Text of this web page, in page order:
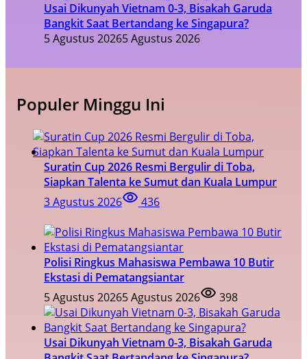
Usai Dikunyah Vietnam 0-3, Bisakah Garuda
Bangkit Saat Bertandang ke Singapura?
5 Agustus 20265 Agustus 2026
Populer Minggu Ini
Suratin Cup 2026 Resmi Bergulir di Toba,
Siapkan Talenta ke Sumut dan Kuala Lumpur
3 Agustus 2026
436
Polisi Ringkus Mahasiswa Pembawa 10 Butir
Ekstasi di Pematangsiantar
5 Agustus 20265 Agustus 2026 398
Usai Dikunyah Vietnam 0-3, Bisakah Garuda